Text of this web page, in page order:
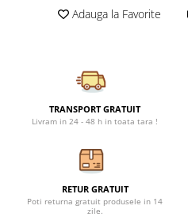
Seturi de artificii
Torte de stadion
Vulcani electrici
Kendama Special
Kendama Super Sticky Big Cup V2
Kendama Zen V3 Cupe Mari
Petreceri Animale
Adauga la Favorite
TRANSPORT GRATUIT
Livram in 24 - 48 h in toata tara !
RETUR GRATUIT
Poti returna gratuit produsele in 14
zile.